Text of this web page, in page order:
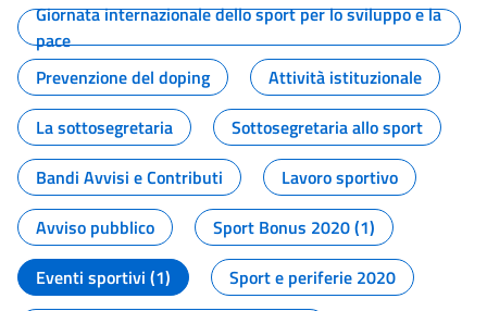
Giornata internazionale dello sport per lo sviluppo e la
pace
Prevenzione del doping
Attività istituzionale
La sottosegretaria
Sottosegretaria allo sport
Bandi Avvisi e Contributi
Lavoro sportivo
Avviso pubblico
Sport Bonus 2020 (1)
Eventi sportivi (1)
Sport e periferie 2020